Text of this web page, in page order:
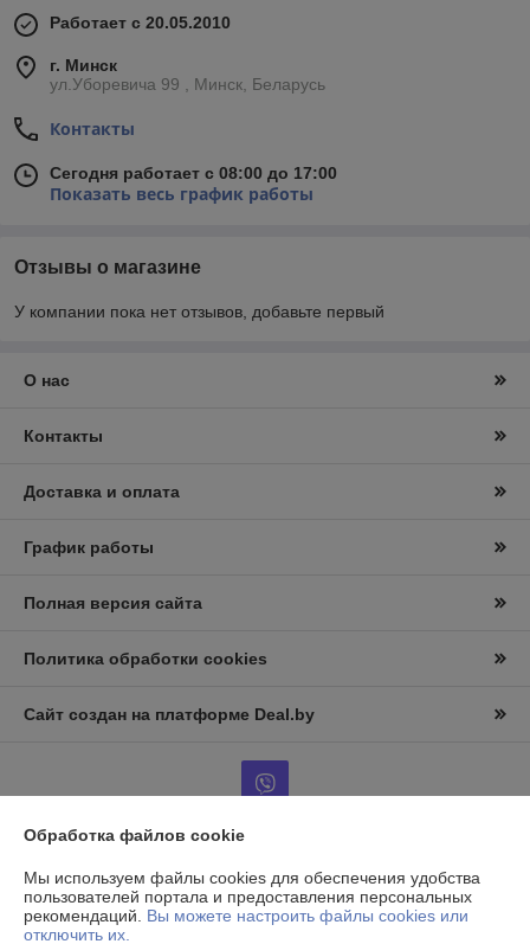
Работает с 20.05.2010
г. Минск
ул.Уборевича 99 , Минск, Беларусь
Контакты
Сегодня работает с 08:00 до 17:00
Показать весь график работы
Отзывы о магазине
У компании пока нет отзывов, добавьте первый
О нас
Контакты
Доставка и оплата
График работы
Полная версия сайта
Политика обработки cookies
Сайт создан на платформе Deal.by
Информация для покупателя
Юридическое лицо:ООО «АльтернативаСервисТорг»
РБ, г.Минск, ул. Уборевича 99
Обработка файлов cookie
Мы используем файлы cookies для обеспечения удобства
пользователей портала и предоставления персональных
рекомендаций. Вы можете настроить файлы cookies или
отключить их.